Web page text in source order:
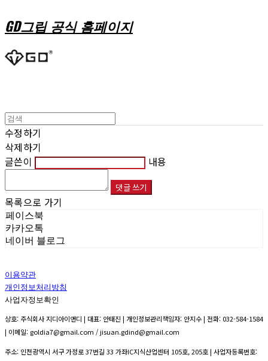
GD그립 공식 홈페이지
수정하기
삭제하기
글쓴이
내용
댓글 쓰기
목록으로 가기
페이스북
카카오톡
네이버 블로그
이용약관
개인정보처리방침
사업자정보확인
상호: 주식회사 지디아이앤디 | 대표: 안태진 | 개인정보관리책임자: 안지수 | 전화: 032-584-1584
| 이메일: goldia7@gmail.com / jisuan.gdind@gmail.com
주소: 인천광역시 서구 가정로 37번길 33 가좌IC지식산업센터 105호, 205호 | 사업자등록번호: